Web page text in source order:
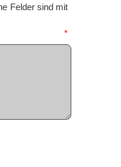
Felder sind mit
*